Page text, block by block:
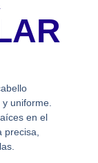
uniforme.
en el